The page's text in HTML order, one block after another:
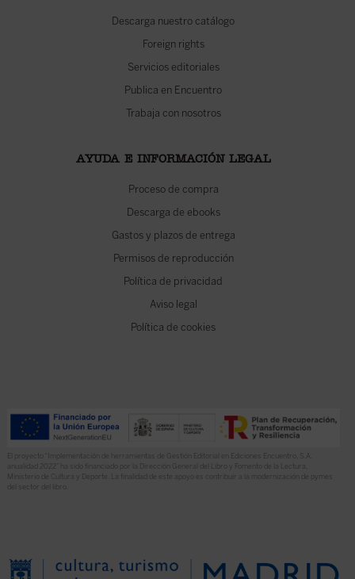
Descarga nuestro catálogo
Foreign rights
Servicios editoriales
Publica en Encuentro
Trabaja con nosotros
AYUDA E INFORMACIÓN LEGAL
Proceso de compra
Descarga de ebooks
Gastos y plazos de entrega
Permisos de reproducción
Política de privacidad
Aviso legal
Política de cookies
El proyecto “Implementación de herramientas de Gestión Editorial en Ediciones Encuentro, S.A.
anualidad 2022” ha sido financiado por la Dirección General del Libro y Fomento de la Lectura,
Ministerio de Cultura y Deporte. La finalidad de este apoyo es contribuir a la modernización de pymes
del sector del libro.